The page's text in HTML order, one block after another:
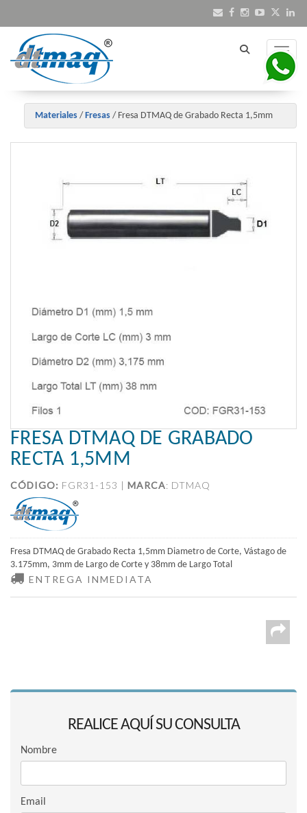
Materiales / Fresas / Fresa DTMAQ de Grabado Recta 1,5mm
FRESA DTMAQ DE GRABADO
RECTA 1,5MM
CÓDIGO: FGR31-153 | MARCA: DTMAQ
Fresa DTMAQ de Grabado Recta 1,5mm Diametro de Corte, Vástago de
3.175mm, 3mm de Largo de Corte y 38mm de Largo Total
ENTREGA INMEDIATA
REALICE AQUÍ SU CONSULTA
Nombre
Email